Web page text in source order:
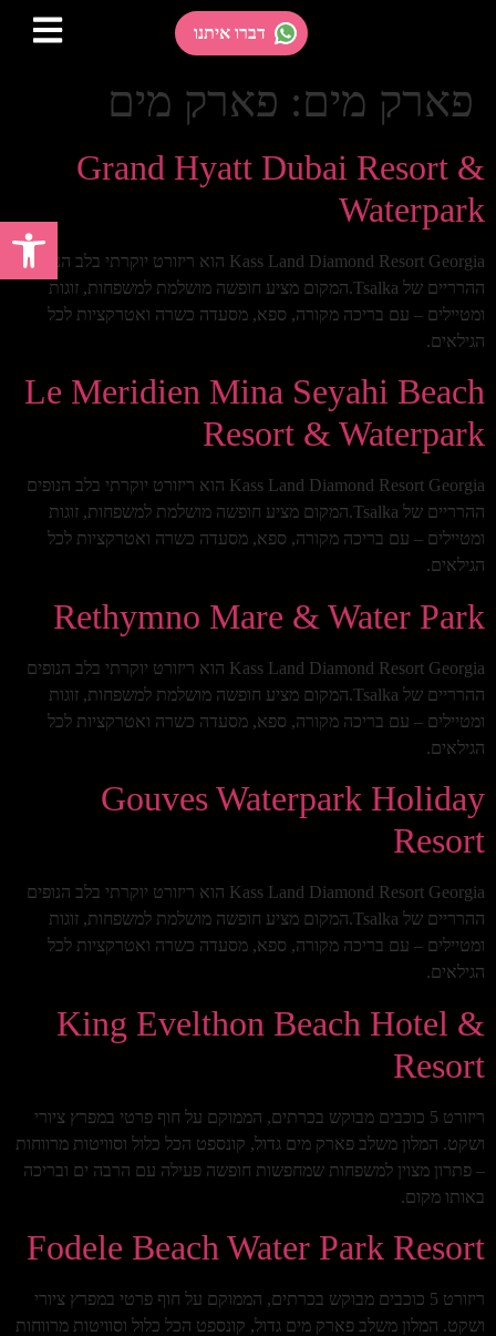
דברו איתנו
פארק מים: פארק מים
Grand Hyatt Dubai Resort &
Waterpark
Kass Land Diamond Resort Georgia הוא ריזורט יוקרתי בלב הנופים
ההרריים של Tsalka.המקום מציע חופשה מושלמת למשפחות, זוגות
ומטיילים – עם בריכה מקורה, ספא, מסעדה כשרה ואטרקציות לכל
הגילאים.
Le Meridien Mina Seyahi Beach
Resort & Waterpark
Kass Land Diamond Resort Georgia הוא ריזורט יוקרתי בלב הנופים
ההרריים של Tsalka.המקום מציע חופשה מושלמת למשפחות, זוגות
ומטיילים – עם בריכה מקורה, ספא, מסעדה כשרה ואטרקציות לכל
הגילאים.
Rethymno Mare & Water Park
Kass Land Diamond Resort Georgia הוא ריזורט יוקרתי בלב הנופים
ההרריים של Tsalka.המקום מציע חופשה מושלמת למשפחות, זוגות
ומטיילים – עם בריכה מקורה, ספא, מסעדה כשרה ואטרקציות לכל
הגילאים.
Gouves Waterpark Holiday
Resort
Kass Land Diamond Resort Georgia הוא ריזורט יוקרתי בלב הנופים
ההרריים של Tsalka.המקום מציע חופשה מושלמת למשפחות, זוגות
ומטיילים – עם בריכה מקורה, ספא, מסעדה כשרה ואטרקציות לכל
הגילאים.
King Evelthon Beach Hotel &
Resort
ריזורט 5 כוכבים מבוקש בכרתים, הממוקם על חוף פרטי במפרץ ציורי
ושקט. המלון משלב פארק מים גדול, קונספט הכל כלול וסוויטות מרווחות
– פתרון מצוין למשפחות שמחפשות חופשה פעילה עם הרבה ים ובריכה
באותו מקום.
Fodele Beach Water Park Resort
ריזורט 5 כוכבים מבוקש בכרתים, הממוקם על חוף פרטי במפרץ ציורי
ושקט. המלון משלב פארק מים גדול, קונספט הכל כלול וסוויטות מרווחות